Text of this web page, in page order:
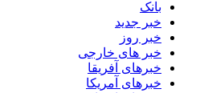
بانک
خبر جدید
خبر روز
خبر های خارجی
خبرهای آفریقا
خبرهای آمریکا